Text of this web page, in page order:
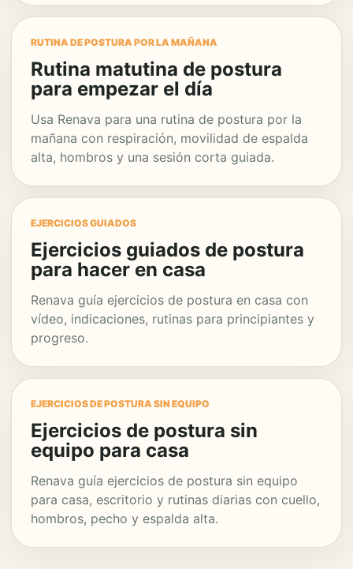
RUTINA DE POSTURA POR LA MAÑANA
Rutina matutina de postura
para empezar el día
Usa Renava para una rutina de postura por la
mañana con respiración, movilidad de espalda
alta, hombros y una sesión corta guiada.
EJERCICIOS GUIADOS
Ejercicios guiados de postura
para hacer en casa
Renava guía ejercicios de postura en casa con
vídeo, indicaciones, rutinas para principiantes y
progreso.
EJERCICIOS DE POSTURA SIN EQUIPO
Ejercicios de postura sin
equipo para casa
Renava guía ejercicios de postura sin equipo
para casa, escritorio y rutinas diarias con cuello,
hombros, pecho y espalda alta.